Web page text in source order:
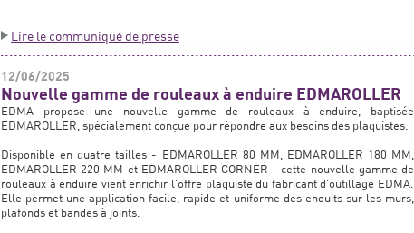
Lire le communiqué de presse
12/06/2025
Nouvelle gamme de rouleaux à enduire EDMAROLLER
EDMA propose une nouvelle gamme de rouleaux à enduire, baptisée
EDMAROLLER, spécialement conçue pour répondre aux besoins des plaquistes.
Disponible en quatre tailles - EDMAROLLER 80 MM, EDMAROLLER 180 MM,
EDMAROLLER 220 MM et EDMAROLLER CORNER - cette nouvelle gamme de
rouleaux à enduire vient enrichir l'offre plaquiste du fabricant d'outillage EDMA.
Elle permet une application facile, rapide et uniforme des enduits sur les murs,
plafonds et bandes à joints.